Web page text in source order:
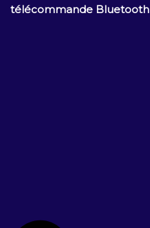
télécommande Bluetooth